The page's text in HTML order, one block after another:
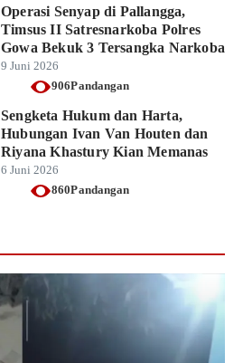
Operasi Senyap di Pallangga,
Timsus II Satresnarkoba Polres
Gowa Bekuk 3 Tersangka Narkoba
9 Juni 2026
906Pandangan
Sengketa Hukum dan Harta,
Hubungan Ivan Van Houten dan
Riyana Khastury Kian Memanas
6 Juni 2026
860Pandangan